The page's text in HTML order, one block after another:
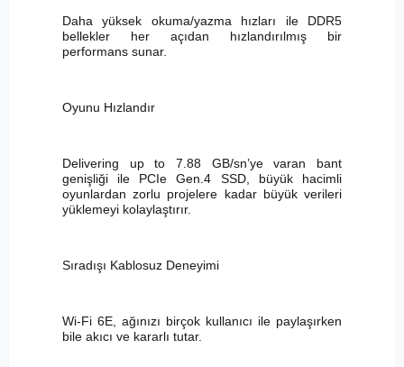
Daha yüksek okuma/yazma hızları ile DDR5
bellekler her açıdan hızlandırılmış bir
performans sunar.
Oyunu Hızlandır
Delivering up to 7.88 GB/sn’ye varan bant
genişliği ile PCIe Gen.4 SSD, büyük hacimli
oyunlardan zorlu projelere kadar büyük verileri
yüklemeyi kolaylaştırır.
Sıradışı Kablosuz Deneyimi
Wi-Fi 6E, ağınızı birçok kullanıcı ile paylaşırken
bile akıcı ve kararlı tutar.